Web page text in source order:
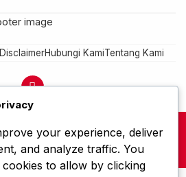
DisclaimerHubungi KamiTentang Kami
Tahu Membawa Kamu Lebih Jauh
by loekepo NETWORK
your experience, deliver
and analyze traffic. You
to allow by clicking